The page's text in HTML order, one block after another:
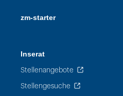
zm-starter
Inserat
Stellenangebote
Stellengesuche